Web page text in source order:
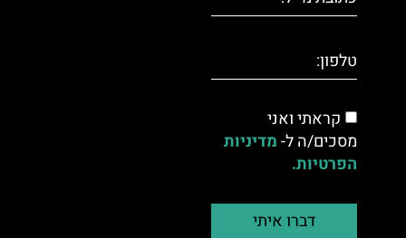
קראתי ואני
מסכים/ה ל-מדיניות
הפרטיות.
דברו איתי